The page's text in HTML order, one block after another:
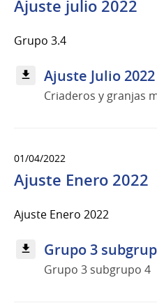
Ajuste julio 2022
Grupo 3.4
Ajuste Julio
Criaderos y granjas
01/04/2022
Ajuste Enero 2022
Ajuste Enero 2022
Grupo 3
Grupo 3 subgrupo 4